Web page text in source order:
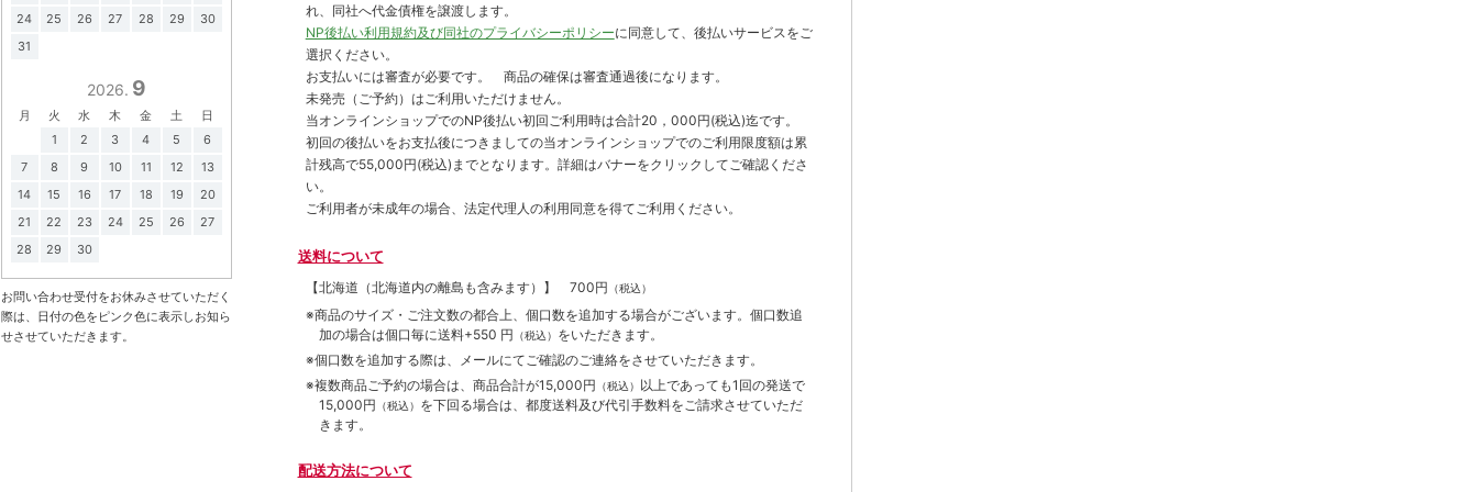
れ、同社へ代金債権を譲渡します。
NP後払い利用規約及び同社のプライバシーポリシーに同意して、後払いサービスをご
選択ください。
お支払いには審査が必要です。 商品の確保は審査通過後になります。
未発売（ご予約）はご利用いただけません。
当オンラインショップでのNP後払い初回ご利用時は合計20，000円(税込)迄です。
初回の後払いをお支払後につきましての当オンラインショップでのご利用限度額は累
計残高で55,000円(税込)までとなります。詳細はバナーをクリックしてご確認くださ
い。
ご利用者が未成年の場合、法定代理人の利用同意を得てご利用ください。
送料について
【北海道（北海道内の離島も含みます）】 700円 （税込）
※商品のサイズ・ご注文数の都合上、個口数を追加する場合がございます。個口数追
加の場合は個口毎に送料+550 円 （税込） をいただきます。
※個口数を追加する際は、メールにてご確認のご連絡をさせていただきます。
※複数商品ご予約の場合は、商品合計が15,000円 （税込） 以上であっても1回の発送で
15,000円 （税込） を下回る場合は、都度送料及び代引手数料をご請求させていただ
きます。
配送方法について
24
25 26 27 28 29
30
31
2026. 9
月 火 水 木 金 土
日
1
2 3 4 5
6
7
8 9 10 11 12
13
14
15 16 17 18 19
20
21
22 23 24 25 26
27
28
29 30
お問い合わせ受付をお休みさせていただく
際は、日付の色をピンク色に表示しお知ら
せさせていただきます。